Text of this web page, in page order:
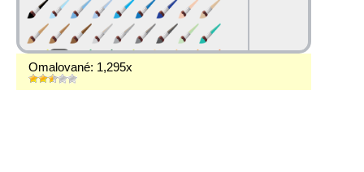
Omalované: 1,295x